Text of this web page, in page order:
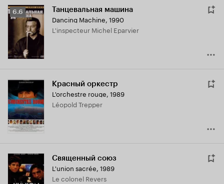
Рейтинг
Кинопоиска
6.6 Танцевальная машина
Dancing Machine, 1990
L'inspecteur Michel Eparvier
Красный оркестр
L'orchestre rouge, 1989
Léopold Trepper
Священный союз
L'union sacrée, 1989
Le colonel Revers